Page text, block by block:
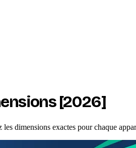
[2026]
dimensions exactes pour chaque